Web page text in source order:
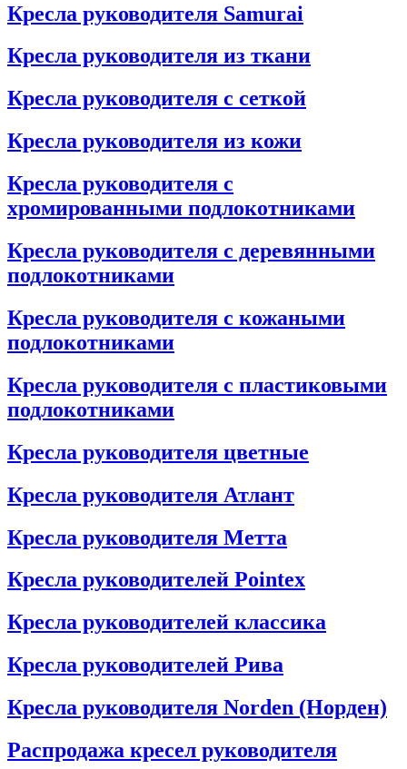
Кресла руководителя Samurai
Кресла руководителя из ткани
Кресла руководителя с сеткой
Кресла руководителя из кожи
Кресла руководителя с
хромированными подлокотниками
Кресла руководителя с деревянными
подлокотниками
Кресла руководителя с кожаными
подлокотниками
Кресла руководителя с пластиковыми
подлокотниками
Кресла руководителя цветные
Кресла руководителя Атлант
Кресла рyководителя Метта
Кресла руководителей Pointex
Кресла руководителей классика
Кресла руководителей Рива
Кресла руководителя Norden (Норден)
Распродажа кресел руководителя